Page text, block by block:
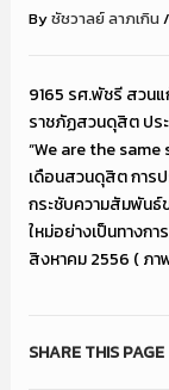
Byชัชวาลย์ ลาภเกิน /
9165 รศ.พัชรี สวน
ราชภัฏสวนดุสิต ปร
“We are the same
เดือนสวนดุสิต การป
กระชับความสัมพันธ์
ใหม่อย่างเป็นทางก
สิงหาคม 2556 ( ภ
SHARE THIS PAGE